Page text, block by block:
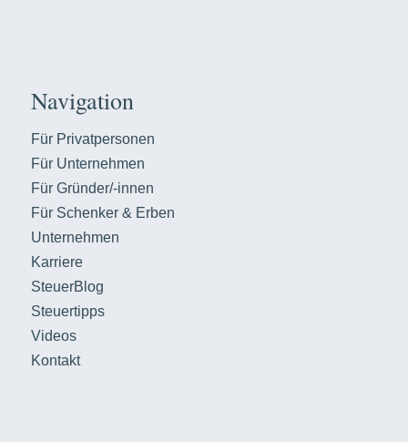
Navigation
Für Privatpersonen
Für Unternehmen
Für Gründer/-innen
Für Schenker & Erben
Unternehmen
Karriere
SteuerBlog
Steuertipps
Videos
Kontakt